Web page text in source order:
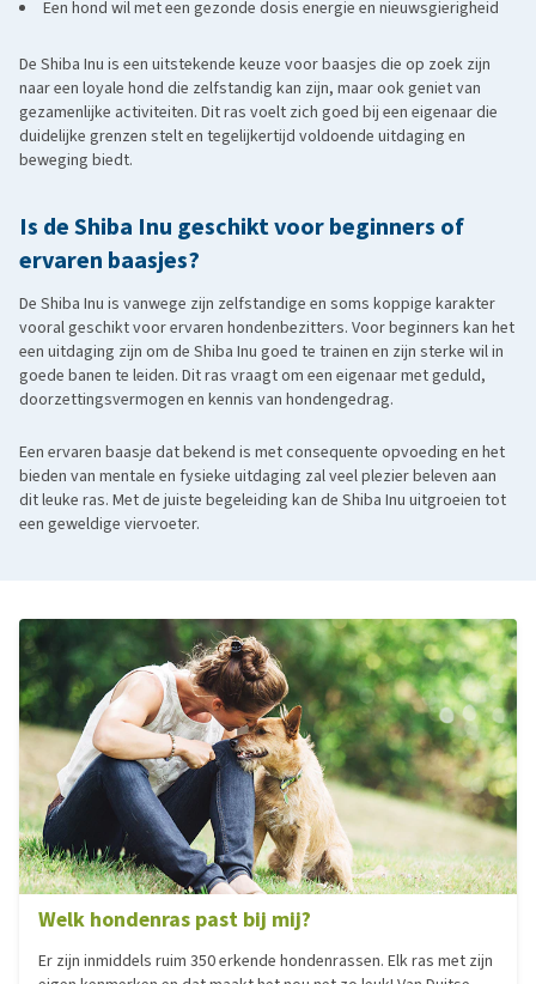
Een hond wil met een gezonde dosis energie en nieuwsgierigheid
De Shiba Inu is een uitstekende keuze voor baasjes die op zoek zijn
naar een loyale hond die zelfstandig kan zijn, maar ook geniet van
gezamenlijke activiteiten. Dit ras voelt zich goed bij een eigenaar die
duidelijke grenzen stelt en tegelijkertijd voldoende uitdaging en
beweging biedt.
Is de Shiba Inu geschikt voor beginners of
ervaren baasjes?
De Shiba Inu is vanwege zijn zelfstandige en soms koppige karakter
vooral geschikt voor ervaren hondenbezitters. Voor beginners kan het
een uitdaging zijn om de Shiba Inu goed te trainen en zijn sterke wil in
goede banen te leiden. Dit ras vraagt om een eigenaar met geduld,
doorzettingsvermogen en kennis van hondengedrag.
Een ervaren baasje dat bekend is met consequente opvoeding en het
bieden van mentale en fysieke uitdaging zal veel plezier beleven aan
dit leuke ras. Met de juiste begeleiding kan de Shiba Inu uitgroeien tot
een geweldige viervoeter.
Welk hondenras past bij mij?
Er zijn inmiddels ruim 350 erkende hondenrassen. Elk ras met zijn